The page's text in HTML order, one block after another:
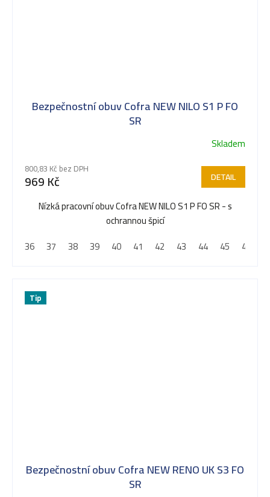
Bezpečnostní obuv Cofra NEW NILO S1 P FO
SR
Skladem
800,83 Kč bez DPH
969 Kč DETAIL
Nízká pracovní obuv Cofra NEW NILO S1 P FO SR - s
ochrannou špicí
36
37 38 39 40 41 42 43 44 45 46
Tip
Bezpečnostní obuv Cofra NEW RENO UK S3 FO
SR